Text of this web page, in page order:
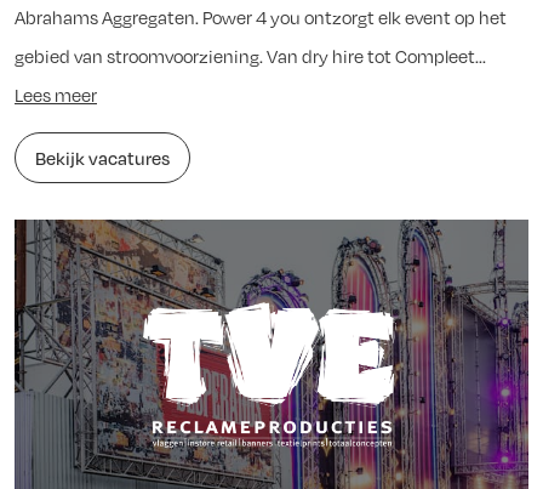
Abrahams Aggregaten. Power 4 you ontzorgt elk event op het
gebied van stroomvoorziening. Van dry hire tot Compleet...
Lees meer
Bekijk vacatures